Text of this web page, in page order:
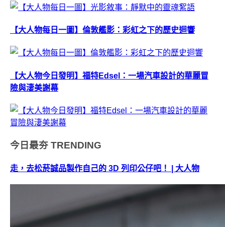
【大人物每日一圖】倫敦艦影：彩虹之下的歷史迴響
【大人物今日發明】福特Edsel：一場汽車設計的華麗冒
險與淒美謝幕
今日最夯 TRENDING
走，去松菸誠品製作自己的 3D 列印公仔吧！ | 大人物